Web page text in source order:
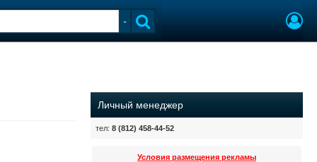
Личный менеджер
тел: 8 (812) 458-44-52
Условия размещения рекламы